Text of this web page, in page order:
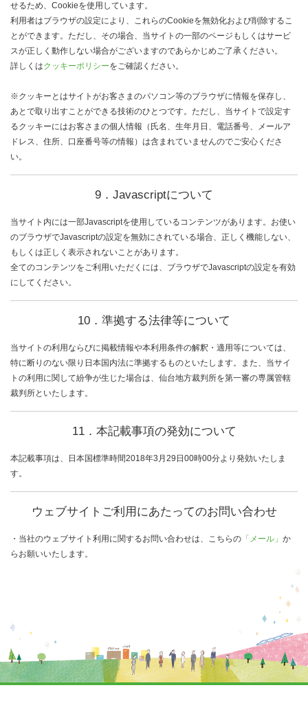
せるため、Cookieを使用しています。
利用者はブラウザの設定により、これらのCookieを無効化および削除するこ
とができます。ただし、その場合、当サイトの一部のページもしくはサービ
スが正しく動作しない場合がございますのであらかじめご了承ください。
詳しくはクッキーポリシーをご確認ください。
※クッキーとはサイトがお客さまのパソコン等のブラウザに情報を保存し、
あとで取り出すことができる技術のひとつです。ただし、当サイトで設定す
るクッキーにはお客さまの個人情報（氏名、生年月日、電話番号、メールア
ドレス、住所、口座番号等の情報）は含まれていませんのでご安心くださ
い。
9．Javascriptについて
当サイト内には一部Javascriptを使用しているコンテンツがあります。お使い
のブラウザでJavascriptの設定を無効にされている場合、正しく機能しない、
もしくは正しく表示されないことがあります。
全てのコンテンツをご利用いただくには、ブラウザでJavascriptの設定を有効
にしてください。
10．準拠する法律等について
当サイトの利用ならびに掲載情報や本利用条件の解釈・適用等については、
特に断りのない限り日本国内法に準拠するものといたします。また、当サイ
トの利用に関して紛争が生じた場合は、仙台地方裁判所を第一審の専属管轄
裁判所といたします。
11．本記載事項の発効について
本記載事項は、日本国標準時間2018年3月29日00時00分より発効いたしま
す。
ウェブサイトご利用にあたってのお問い合わせ
・当社のウェブサイト利用に関するお問い合わせは、こちらの 「メール」 か
らお願いいたします。